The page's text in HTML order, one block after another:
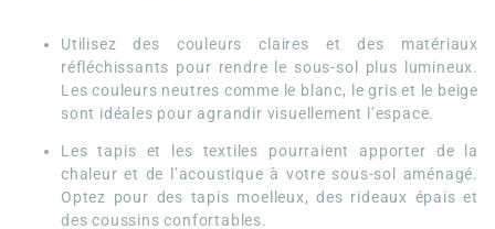
Utilisez des couleurs claires et des matériaux
réfléchissants pour rendre le sous-sol plus lumineux.
Les couleurs neutres comme le blanc, le gris et le beige
sont idéales pour agrandir visuellement l’espace.
Les tapis et les textiles pourraient apporter de la
chaleur et de l’acoustique à votre sous-sol aménagé.
Optez pour des tapis moelleux, des rideaux épais et
des coussins confortables.